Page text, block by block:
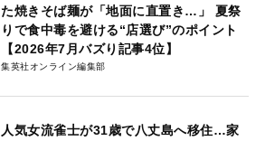
た焼きそば麺が「地面に直置き…」 夏祭
りで食中毒を避ける“店選び”のポイント
【2026年7月バズり記事4位】
集英社オンライン編集部
人気女流雀士が31歳で八丈島へ移住…家